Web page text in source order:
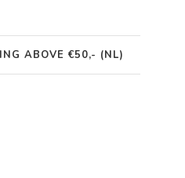
ABOVE €50,- (NL)